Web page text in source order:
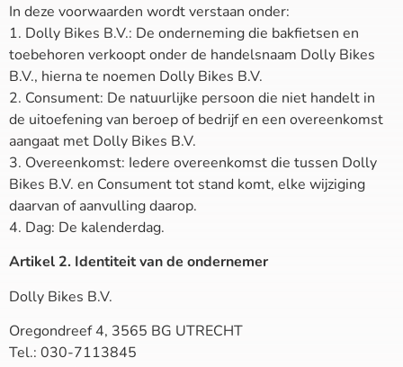
In deze voorwaarden wordt verstaan onder:
1. Dolly Bikes B.V.: De onderneming die bakfietsen en
toebehoren verkoopt onder de handelsnaam Dolly Bikes
B.V., hierna te noemen Dolly Bikes B.V.
2. Consument: De natuurlijke persoon die niet handelt in
de uitoefening van beroep of bedrijf en een overeenkomst
aangaat met Dolly Bikes B.V.
3. Overeenkomst: Iedere overeenkomst die tussen Dolly
Bikes B.V. en Consument tot stand komt, elke wijziging
daarvan of aanvulling daarop.
4. Dag: De kalenderdag.
Artikel 2. Identiteit van de ondernemer
Dolly Bikes B.V.
Oregondreef 4, 3565 BG UTRECHT
Tel.: 030-7113845